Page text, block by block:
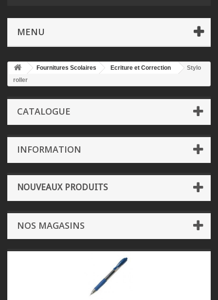
MENU
Fournitures Scolaires Ecriture et Correction
Stylo
roller
CATALOGUE
INFORMATION
NOUVEAUX PRODUITS
NOS MAGASINS